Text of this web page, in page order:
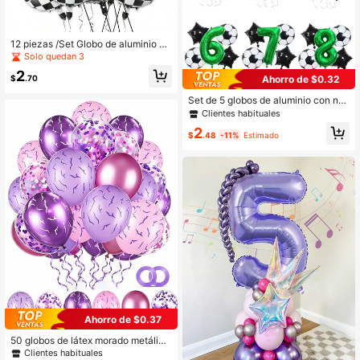
12 piezas /Set Globo de aluminio a
cuadros blanco y negro de neumáti
co de carreras de 18 pulgadas Sumi
nistros para fiesta de cumpleaños d
etencia de carreras
Solo quedan 3
$2.70
Ahorro de $0.37
50 globos de látex morado metálico
de 12 pulgadas, globos de confeti c
Clientes habituales
Ahorro de $0.32
Set de 5 globos de aluminio con nú
meros verdes de fútbol, perfectos p
pleaños con temática de fútbol, Día
Clientes habituales
$2.48 -11% Estimado